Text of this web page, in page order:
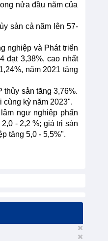
nửa đầu năm của
sản cả năm lên 57-
nghiệp và Phát triển
đạt 3,38%, cao nhất
năm 2021 tăng
thủy sản tăng 3,76%.
cùng kỳ năm 2023".
ngư nghiệp phấn
- 2,2 %; giá trị sản
tăng 5,0 - 5,5%".